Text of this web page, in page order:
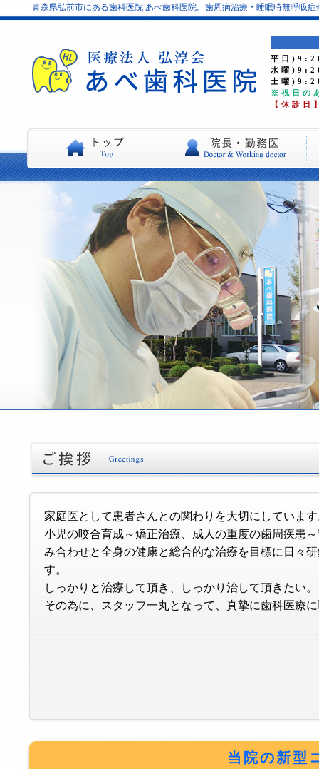
青森県弘前市にある歯科医院 あべ歯科医院。歯周病治療・睡眠時無呼吸
平日
水曜
土曜
※祝日の
【休診日
家庭医として患者さんとの関わりを大切にしていま
小児の咬合育成～矯正治療、成人の重度の歯周疾患
み合わせと全身の健康と総合的な治療を目標に日々
す。
しっかりと治療して頂き、しっかり治して頂きたい。
その為に、スタッフ一丸となって、真摯に歯科医療
当院の新型